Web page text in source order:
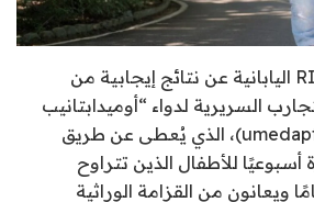
أعلنت شركة RIBOMIC اليابانية عن نتائج إيجابية من
السريرية لدواء “أوميدابتانيب
بيغول” (umedaptanib pegol)، الذي يُعطى عن طريق
للأطفال الذين تتراوح
بين 5 و14 عامًا ويعانون من القزامة الوراثية